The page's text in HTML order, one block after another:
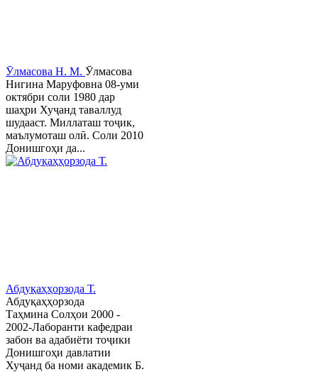
Ӯлмасова Н. М. Ӯлмасова
Нигина Маруфовна 08-уми
октябри соли 1980 дар
шаҳри Хуҷанд таваллуд
шудааст. Миллаташ тоҷик,
маълумоташ олӣ. Соли 2010
Донишгоҳи да...
Абдуқаҳҳорзода Т.
Абдуқаҳҳорзода
Таҳмина Солҳои 2000 -
2002-Лаборанти кафедраи
забон ва адабиёти тоҷики
Донишгоҳи давлатии
Хуҷанд ба номи академик Б.